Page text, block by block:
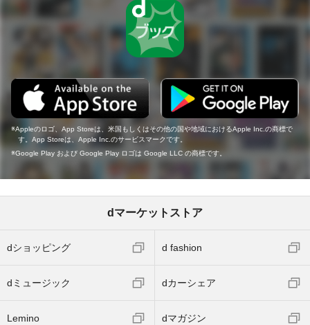
Appleのロゴ、App Storeは、米国もしくはその他の国や地域におけるApple Inc.の商標で
す。App Storeは、Apple Inc.のサービスマークです。
Google Play および Google Play ロゴは Google LLC の商標です。
dマーケットストア
dショッピング d fashion
dミュージック dカーシェア
Lemino dマガジン